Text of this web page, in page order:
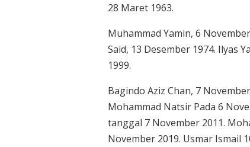
28 Maret 1963.
Muhammad Yamin, 6
Said, 13 Desember 1974. Ilyas
1999.
Bagindo Aziz Chan, 7
Mohammad Natsir Pada 6
tanggal 7 November 2011.
November 2019. Usmar Ismail